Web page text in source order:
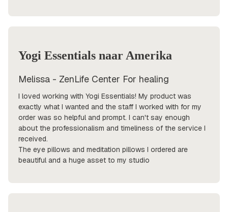
Yogi Essentials naar Amerika
Melissa - ZenLife Center For healing
I loved working with Yogi Essentials! My product was
exactly what I wanted and the staff I worked with for my
order was so helpful and prompt. I can't say enough
about the professionalism and timeliness of the service I
received.
The eye pillows and meditation pillows I ordered are
beautiful and a huge asset to my studio